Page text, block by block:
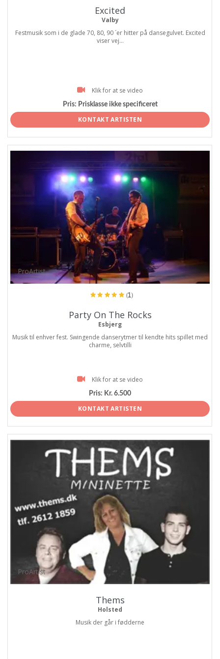
Excited
Valby
Festmusik som i de glade 70, 80, 90 ´er hitter på dansegulvet. Excited
viser vej...
Klik for at se video
Pris: Prisklasse ikke specificeret
KONTAKT ARTISTEN
ProArtist
(1)
Party On The Rocks
Esbjerg
Musik til enhver fest. Swingende danserytmer til kendte hits spillet med
charme, selvtilli
Klik for at se video
Pris: Kr. 6.500
KONTAKT ARTISTEN
ProArtist
Thems
Holsted
Musik der går i fødderne